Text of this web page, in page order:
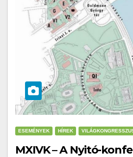
ESEMÉNYEK HÍREK
MXIVK – A Nyitó-